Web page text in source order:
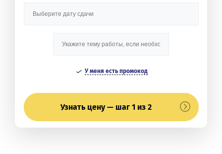
У меня есть промокод
Узнать цену — шаг 1 из 2